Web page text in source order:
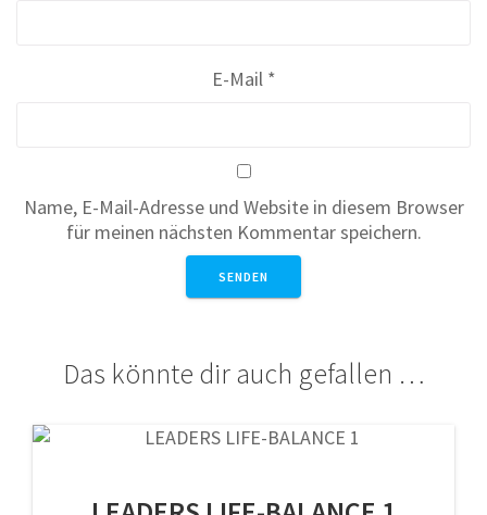
E-Mail *
Name, E-Mail-Adresse und Website in diesem Browser
für meinen nächsten Kommentar speichern.
Das könnte dir auch gefallen …